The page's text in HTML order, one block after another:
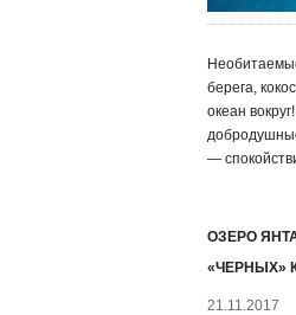
берега,
океан
—
ОЗЕРО
«ЧЕРНЫХ»
21.11.2017